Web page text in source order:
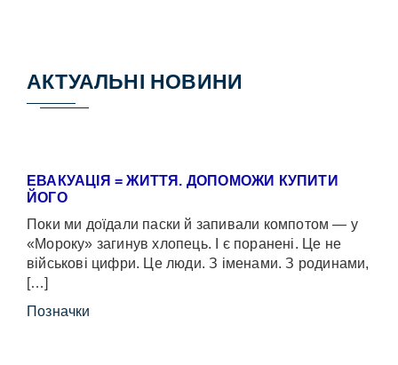
АКТУАЛЬНІ НОВИНИ
ЕВАКУАЦІЯ = ЖИТТЯ. ДОПОМОЖИ КУПИТИ
ЙОГО
Поки ми доїдали паски й запивали компотом — у
«Мороку» загинув хлопець. І є поранені. Це не
військові цифри. Це люди. З іменами. З родинами,
[…]
Позначки